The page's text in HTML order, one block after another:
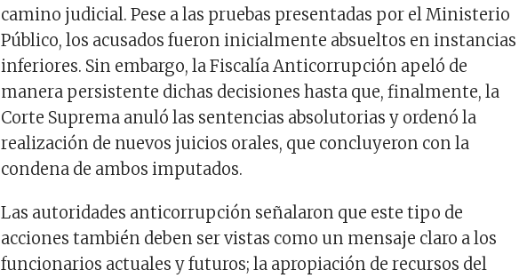
camino judicial. Pese a las pruebas presentadas por el Ministerio
Público, los acusados fueron inicialmente absueltos en instancias
inferiores. Sin embargo, la Fiscalía Anticorrupción apeló de
manera persistente dichas decisiones hasta que, finalmente, la
Corte Suprema anuló las sentencias absolutorias y ordenó la
realización de nuevos juicios orales, que concluyeron con la
condena de ambos imputados.
Las autoridades anticorrupción señalaron que este tipo de
acciones también deben ser vistas como un mensaje claro a los
funcionarios actuales y futuros; la apropiación de recursos del